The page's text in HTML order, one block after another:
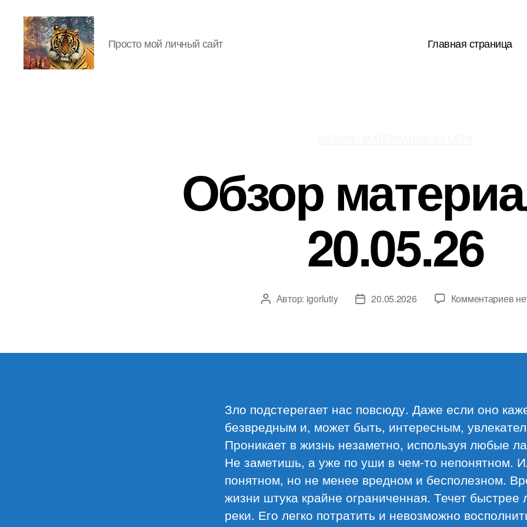
Просто мой личный сайт Главная страница
Обзор
20.05.26
Автор
Автор: igorlutiy
Дата20.05.2026 Комментариевк
Зло подстерегает нас повсюду. Даже если оно
безвредным и, может быть, интересным,
Проникает в жизнь незаметно, используя любые
Не заметишь, а уже по уши в чем-то непонятном.
понятном, но не менее вредном и бесполезном.
жизни штука крайне ограниченная. Течет быстрее
реки. Его легко потратить и невозможно